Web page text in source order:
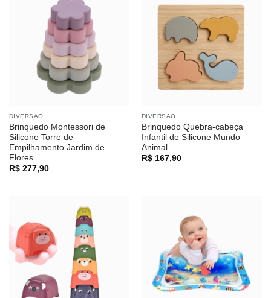
DIVERSÃO
Brinquedo Montessori de
Silicone Torre de
Empilhamento Jardim de
Flores
R$277,90
DIVERSÃO
Brinquedo Quebra-cabeça
Infantil de Silicone Mundo
Animal
R$167,90